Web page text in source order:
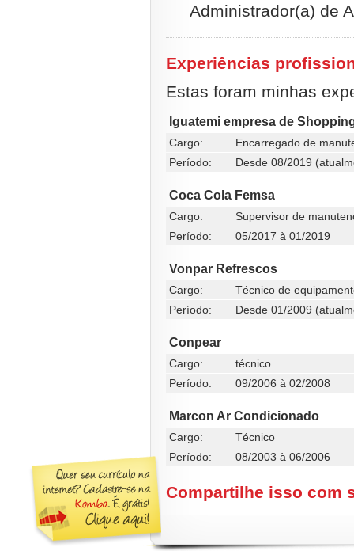
Administrador(a) de
Experiências
Estas foram minhas
Iguatemi empresa de
Cargo:
Encarregado de
Período:
Desde 08/2019
Coca Cola Femsa
Cargo:
Supervisor de
Período:
05/2017 à 01/2019
Vonpar Refrescos
Cargo:
Técnico de
Período:
Desde 01/2009
Conpear
Cargo:
técnico
Período:
09/2006 à 02/2008
Marcon Ar Condicionado
Cargo:
Técnico
Período:
08/2003 à 06/2006
Compartilhe isso com